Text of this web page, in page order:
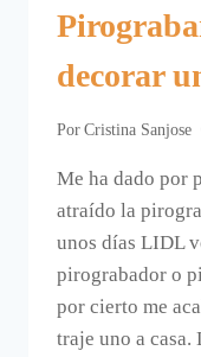
decorar
Por Cristina Sanjose
Me ha dado por
atraído la
unos días LIDL
pirograbador o
por cierto me
traje uno a casa.